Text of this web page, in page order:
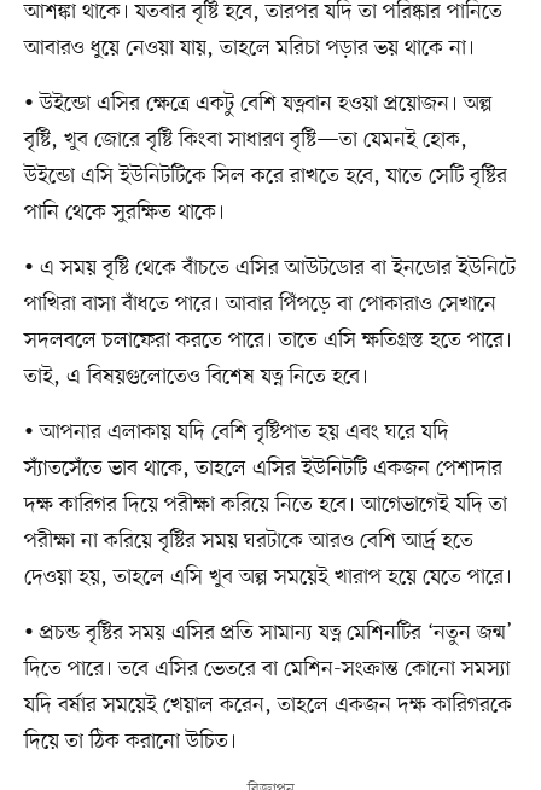
আশঙ্কা থাকে। যতবার বৃষ্টি হবে, তারপর যদি তা পরিষ্কার পানিতে
আবারও ধুয়ে নেওয়া যায়, তাহলে মরিচা পড়ার ভয় থাকে না।
• উইন্ডো এসির ক্ষেত্রে একটু বেশি যত্নবান হওয়া প্রয়োজন। অল্প
বৃষ্টি, খুব জোরে বৃষ্টি কিংবা সাধারণ বৃষ্টি—তা যেমনই হোক,
উইন্ডো এসি ইউনিটটিকে সিল করে রাখতে হবে, যাতে সেটি বৃষ্টির
পানি থেকে সুরক্ষিত থাকে।
• এ সময় বৃষ্টি থেকে বাঁচতে এসির আউটডোর বা ইনডোর ইউনিটে
পাখিরা বাসা বাঁধতে পারে। আবার পিঁপড়ে বা পোকারাও সেখানে
সদলবলে চলাফেরা করতে পারে। তাতে এসি ক্ষতিগ্রস্ত হতে পারে।
তাই, এ বিষয়গুলোতেও বিশেষ যত্ন নিতে হবে।
• আপনার এলাকায় যদি বেশি বৃষ্টিপাত হয় এবং ঘরে যদি
স্যাঁতসেঁতে ভাব থাকে, তাহলে এসির ইউনিটটি একজন পেশাদার
দক্ষ কারিগর দিয়ে পরীক্ষা করিয়ে নিতে হবে। আগেভাগেই যদি তা
পরীক্ষা না করিয়ে বৃষ্টির সময় ঘরটাকে আরও বেশি আর্দ্র হতে
দেওয়া হয়, তাহলে এসি খুব অল্প সময়েই খারাপ হয়ে যেতে পারে।
• প্রচন্ড বৃষ্টির সময় এসির প্রতি সামান্য যত্ন মেশিনটির ‘নতুন জন্ম’
দিতে পারে। তবে এসির ভেতরে বা মেশিন-সংক্রান্ত কোনো সমস্যা
যদি বর্ষার সময়েই খেয়াল করেন, তাহলে একজন দক্ষ কারিগরকে
দিয়ে তা ঠিক করানো উচিত।